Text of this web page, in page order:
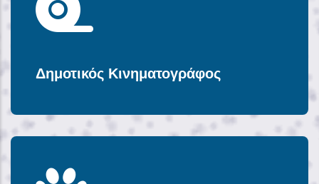
Δημοτικός Κινηματογράφος